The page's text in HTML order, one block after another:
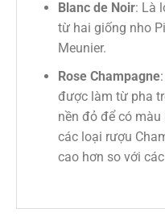
Blanc de Noir: Là
từ hai giống nho
Meunier.
Rose Champagne
được làm từ pha
nền đỏ để có
các loại rượu
cao hơn so với